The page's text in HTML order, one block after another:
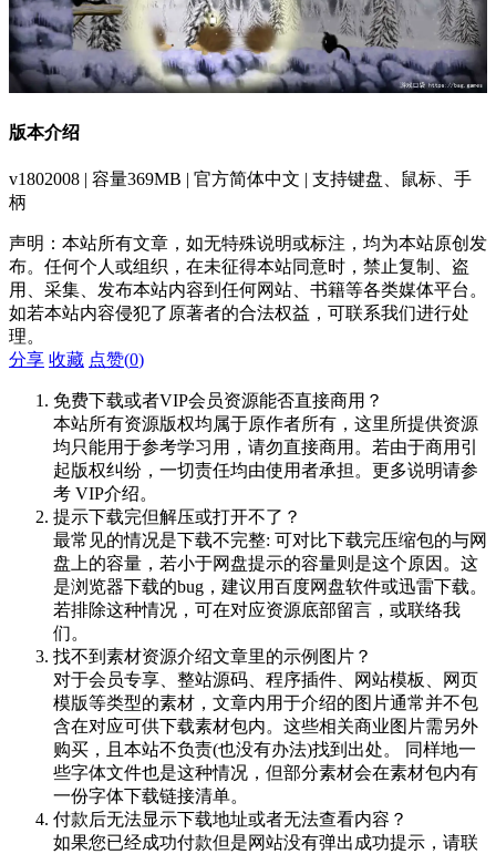
版本介绍
v1802008 | 容量369MB | 官方简体中文 | 支持键盘、鼠标、手
柄
声明：本站所有文章，如无特殊说明或标注，均为本站原创发
布。任何个人或组织，在未征得本站同意时，禁止复制、盗
用、采集、发布本站内容到任何网站、书籍等各类媒体平台。
如若本站内容侵犯了原著者的合法权益，可联系我们进行处
理。
分享 收藏 点赞(0)
免费下载或者VIP会员资源能否直接商用？
本站所有资源版权均属于原作者所有，这里所提供资源
均只能用于参考学习用，请勿直接商用。若由于商用引
起版权纠纷，一切责任均由使用者承担。更多说明请参
考 VIP介绍。
提示下载完但解压或打开不了？
最常见的情况是下载不完整: 可对比下载完压缩包的与网
盘上的容量，若小于网盘提示的容量则是这个原因。这
是浏览器下载的bug，建议用百度网盘软件或迅雷下载。
若排除这种情况，可在对应资源底部留言，或联络我
们。
找不到素材资源介绍文章里的示例图片？
对于会员专享、整站源码、程序插件、网站模板、网页
模版等类型的素材，文章内用于介绍的图片通常并不包
含在对应可供下载素材包内。这些相关商业图片需另外
购买，且本站不负责(也没有办法)找到出处。 同样地一
些字体文件也是这种情况，但部分素材会在素材包内有
一份字体下载链接清单。
付款后无法显示下载地址或者无法查看内容？
如果您已经成功付款但是网站没有弹出成功提示，请联